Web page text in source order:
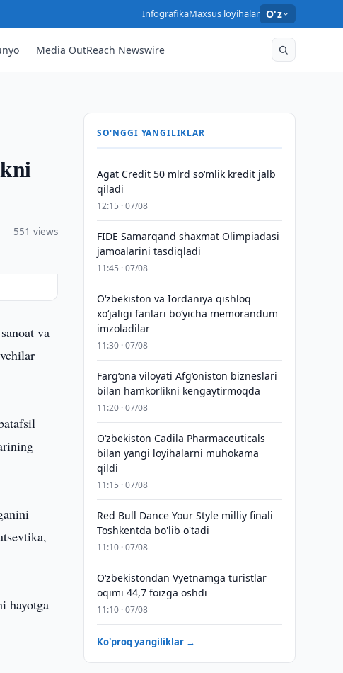
InfografikaMaxsus loyihalar O'z
Media OutReach Newswire
551 views
va
hayotga
SO'NGGI YANGILIKLAR
Agat Credit 50 mlrd so‘mlik kredit jalb
qiladi
12:15 · 07/08
FIDE Samarqand shaxmat Olimpiadasi
jamoalarini tasdiqladi
11:45 · 07/08
Oʻzbekiston va Iordaniya qishloq
xoʻjaligi fanlari boʻyicha memorandum
imzoladilar
11:30 · 07/08
Farg‘ona viloyati Afg‘oniston bizneslari
bilan hamkorlikni kengaytirmoqda
11:20 · 07/08
Oʻzbekiston Cadila Pharmaceuticals
bilan yangi loyihalarni muhokama
qildi
11:15 · 07/08
Red Bull Dance Your Style milliy finali
Toshkentda bo'lib o'tadi
11:10 · 07/08
O‘zbekistondan Vyetnamga turistlar
oqimi 44,7 foizga oshdi
11:10 · 07/08
Ko'proq yangiliklar →